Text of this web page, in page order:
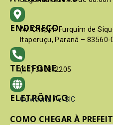
ENDEREÇO
Av. Crispim Furquim de
Itaperuçu, Paraná – 83560-
TELEFONE
(41) 3603-2205
ELETRÔNICO
Ouvidoria / e-SIC
COMO CHEGAR À